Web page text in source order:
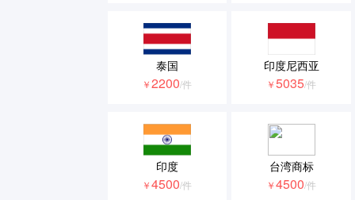
泰国
￥2200/件
印度尼西亚
￥5035/件
印度
￥4500/件
台湾商标
￥4500/件